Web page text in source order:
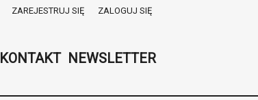
ZAREJESTRUJ SIĘ ZALOGUJ SIĘ
0,00
KONTAKT NEWSLETTER